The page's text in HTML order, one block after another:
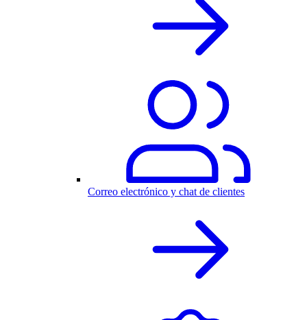
Correo electrónico y chat de clientes